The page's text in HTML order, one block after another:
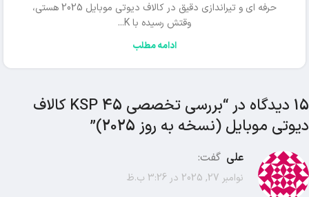
حرفه ای و تیراندازی دقیق در کالاف دیوتی موبایل 2025 هستی،
وقتش رسیده با K...
ادامه مطلب
15 دیدگاه در “
بررسی تخصصی KSP 45 کالاف
دیوتی موبایل (نسخه به روز 2025)
”
علی گفت:
نوامبر 27, 2025 در 3:26 ب.ظ